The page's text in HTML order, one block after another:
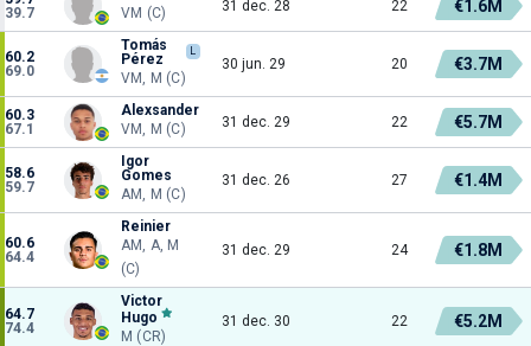
39.7
VM (C)
31 dec. 28 22 €1.6M
60.2
69.0
Tomás
Pérez
L
VM, M (C)
30 jun. 29 20 €3.7M
60.3
67.1
Alexsander
VM, M (C)
31 dec. 29 22 €5.7M
58.6
59.7
Igor
Gomes
AM, M (C)
31 dec. 26 27 €1.4M
60.6
64.4
Reinier
AM, A, M
(C)
31 dec. 29 24 €1.8M
64.7
74.4
Victor
Hugo
M (CR)
31 dec. 30 22 €5.2M